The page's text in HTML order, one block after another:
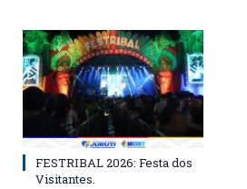
FESTRIBAL 2026: Festa dos
Visitantes.